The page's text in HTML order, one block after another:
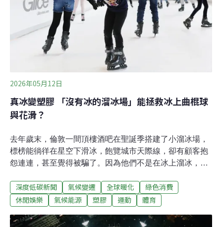
達41°C ，因此環法自行車賽第九站丘陵賽段，從馬勒莫爾
（Malemort）至於塞（Ussel）的賽程，臨時由185.5公里
縮短為155.5公里，減少大約30公里，以降低選手在烈日
下長時間騎乘的風險。法國內政部一份文件指出，地方行
政首長將獲得授權，只要發布紅色高溫警報，可自行決定
2026年05月12日
真冰變塑膠 「沒有冰的溜冰場」能拯救冰上曲棍球
與花滑？
去年歲末，倫敦一間頂樓酒吧在聖誕季搭建了小溜冰場，
標榜能徜徉在星空下滑冰，飽覽城市天際線，卻有顧客抱
怨連連，甚至覺得被騙了。因為他們不是在冰上溜冰，而
冰場」愈來愈普遍。塑膠溜冰場建築限制少，不須擔心天
氣太熱，也相對節能省水。但是，微塑膠與化石燃料污染
激烈快速的冰上曲棍球，都離不開溜冰場。但是，維護一
深度低碳新聞 氣候變遷 全球暖化
綠色消費
休閒娛樂
氣候能源 塑膠 運動 體育